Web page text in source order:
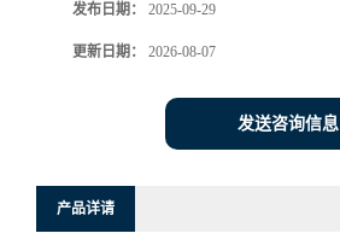
发布日期： 2025-09-29
更新日期： 2026-08-07
发送咨询信息
产品详请